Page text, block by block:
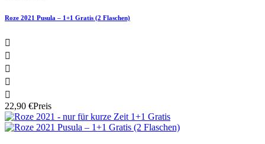
Roze 2021 Pusula – 1+1 Gratis (2 Flaschen)





22,90 €Preis